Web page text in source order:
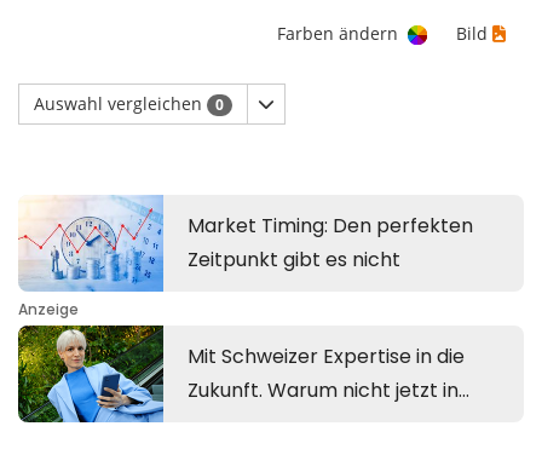
Farben ändern Bild
Auswahl vergleichen 0